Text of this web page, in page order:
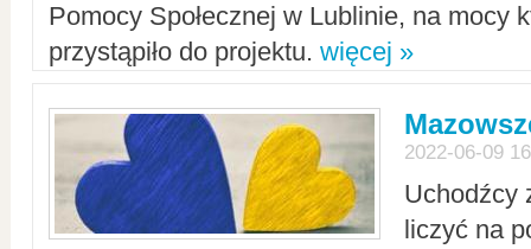
Pomocy Społecznej w Lublinie, na mocy
przystąpiło do projektu. więcej »
2022-06-09
Uchodźcy
liczyć na